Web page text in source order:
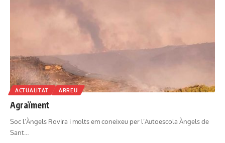
ACTUALITAT ARREU
Agraïment
Soc l’Àngels Rovira i molts em coneixeu per l’Autoescola Àngels de
Sant…